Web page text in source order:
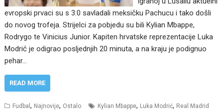
evropski prvaci su s 3:0 savladali meksičku Pachucu i tako došli
do novog trofeja. Strijelci za pobjedu su bili Kylian Mbappe,
Rodrygo te Vinicius Junior. Kapiten hrvatske reprezentacije Luka
Modrić je odigrao posljednjih 20 minuta, a na kraju je podignuo
pehar…
READ MORE
Fudbal, Najnovije, Ostalo Kylian Mbappe, Luka Modrić, Real Madrid